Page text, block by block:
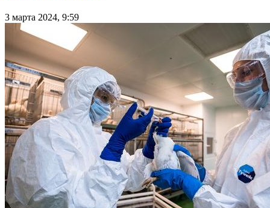
3 марта 2024, 9:59